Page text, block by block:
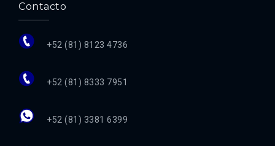
Contacto
+52 (81) 8123 4736
+52 (81) 8333 7951
+52 (81) 3381 6399